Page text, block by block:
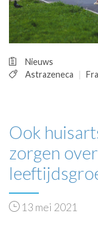
Nieuws
Astrazeneca
Ook
zorgen
13 mei 2021